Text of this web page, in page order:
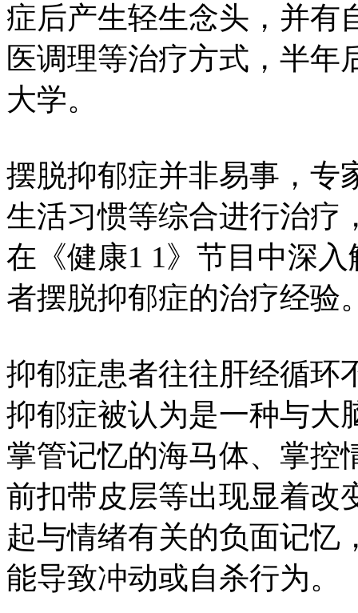
症后产生轻生念头，并有
医调理等治疗方式，半年
大学。
摆脱抑郁症并非易事，专
生活习惯等综合进行治疗
在《健康1 1》节目中深
者摆脱抑郁症的治疗经验
抑郁症患者往往肝经循环
抑郁症被认为是一种与大
掌管记忆的海马体、掌控
前扣带皮层等出现显着改
起与情绪有关的负面记忆
能导致冲动或自杀行为。